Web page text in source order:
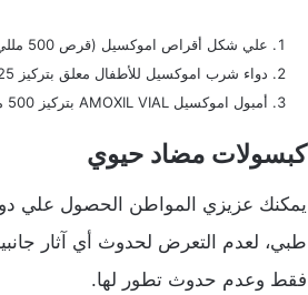
علي شكل أقراص اموكسيل (قرص 500 مللي جرام، 250 مللي جرام).
دواء شرب اموكسيل للأطفال معلق بتركيز 125 ، 250 مللي جرام.
أمبول اموكسيل AMOXIL VIAL بتركيز 500 مللي جرام ، 1جرام.
كبسولات مضاد حيوي
طبي، لعدم التعرض لحدوث أي آثار
فقط وعدم حدوث تطور لها.